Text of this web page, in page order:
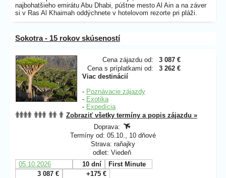
najbohatšieho emirátu Abu Dhabi, púštne mesto Al Ain a na záver
si v Ras Al Khaimah oddýchnete v hotelovom rezorte pri pláži.
Sokotra - 15 rokov skúseností
Cena zájazdu od:
3 087 €
Cena s príplatkami od:
3 262 €
Viac destinácií
- Poznávacie zájazdy
- Exotika
- Expedícia
Zobraziť všetky termíny a popis zájazdu »
Doprava:
Termíny od: 05.10., 10 dňové
Strava: raňajky
odlet: Viedeň
05.10.2026
10 dní
First Minute
3 087 €
+175 €